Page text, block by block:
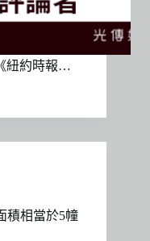
紐約時報…
積相當於5幢